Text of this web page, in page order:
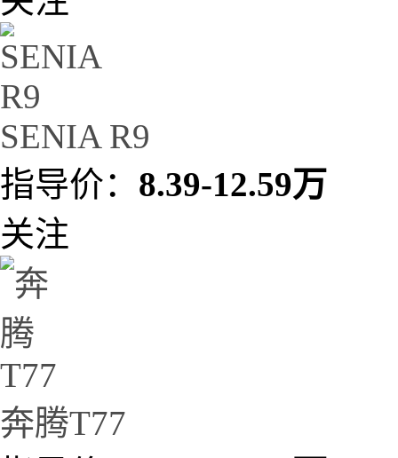
SENIA R9
指导价： 8.39-12.59万
关注
奔腾T77